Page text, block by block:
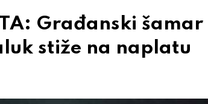
Građanski šamar
stiže na naplatu